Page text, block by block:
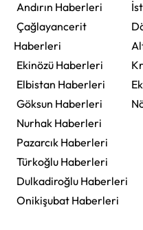
Andırın Haberleri
Çağlayancerit
Haberleri
Ekinözü Haberleri
Elbistan Haberleri
Göksun Haberleri
Nurhak Haberleri
Pazarcık Haberleri
Türkoğlu Haberleri
Dulkadiroğlu Haberleri
Onikişubat Haberleri